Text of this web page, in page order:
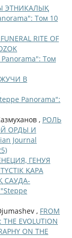
ЭТНИКАЛЫҚ
Том 10
RITE OF
Том
В
Panorama":
, РОЛЬ
ОРДЫ И
Journal
ГЕНУЯ
ҚАРА
САУДА-
, FROM
THE EVOLUTION
ON THE